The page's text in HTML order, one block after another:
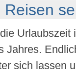
Urlaubszeit
Jahres.
sich lassen